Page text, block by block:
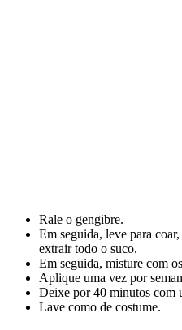
Rale o gengibre.
Em seguida, leve para
extrair todo o suco.
Em seguida, misture com
Aplique uma vez por
Deixe por 40 minutos com
Lave como de costume.